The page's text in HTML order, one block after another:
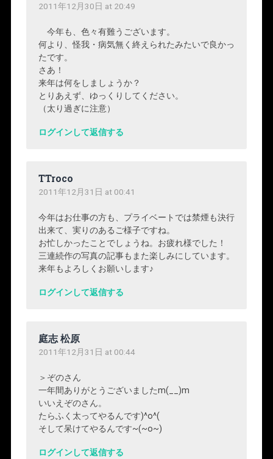
2011年12月30日 at 20:49
今年も、色々有難うございます。
何より、怪我・病気無く終えられたみたいで良かっ
たです。
さあ！
来年は何をしましょうか？
とりあえず、ゆっくりしてください。
（太り過ぎに注意）
ログインして返信する
TTroco
2011年12月31日 at 00:41
今年はお仕事の方も、プライベートでは禁煙も決行
出来て、実りのあるご様子ですね。
お忙しかったことでしょうね。お疲れ様でした！
三連続作の写真の記事もまた楽しみにしています。
来年もよろしくお願いします♪
ログインして返信する
庭志 松原
2011年12月31日 at 00:44
＞ぞのさん
一年間ありがとうございましたm(__)m
いいえぞのさん。
たらふく太ってやるんです)^o^(
そして呆けてやるんです~(~o~)
ログインして返信する